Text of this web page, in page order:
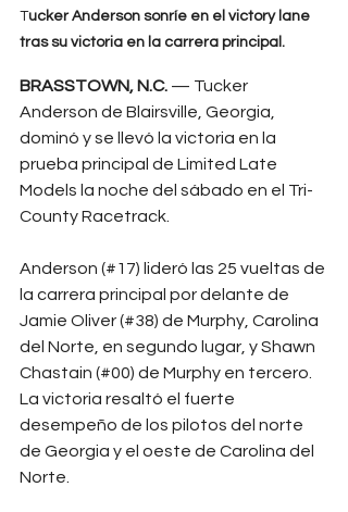
Tucker Anderson sonríe en el victory lane
tras su victoria en la carrera principal.
BRASSTOWN, N.C. — Tucker
Anderson de Blairsville, Georgia,
dominó y se llevó la victoria en la
prueba principal de Limited Late
Models la noche del sábado en el Tri-
County Racetrack.
Anderson (#17) lideró las 25 vueltas de
la carrera principal por delante de
Jamie Oliver (#38) de Murphy, Carolina
del Norte, en segundo lugar, y Shawn
Chastain (#00) de Murphy en tercero.
La victoria resaltó el fuerte
desempeño de los pilotos del norte
de Georgia y el oeste de Carolina del
Norte.